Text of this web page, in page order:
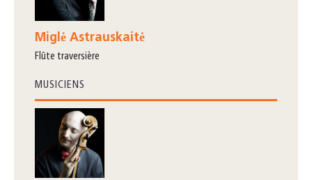
Miglė Astrauskaitė
flûte traversière
MUSICIENS